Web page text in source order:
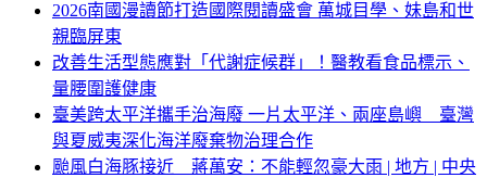
2026南國漫讀節打造國際閱讀盛會 萬城目學、妹島和世
親臨屏東
改善生活型態應對「代謝症候群」！醫教看食品標示、
量腰圍護健康
臺美跨太平洋攜手治海廢 一片太平洋、兩座島嶼 臺灣
與夏威夷深化海洋廢棄物治理合作
颱風白海豚接近 蔣萬安：不能輕忽豪大雨 | 地方 | 中央